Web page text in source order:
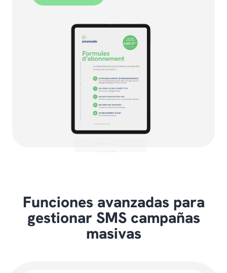
Funciones avanzadas para
gestionar SMS campañas
masivas